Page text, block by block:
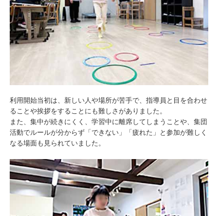
利用開始当初は、新しい人や場所が苦手で、指導員と目を合わせ
ることや挨拶をすることにも難しさがありました。
また、集中が続きにくく、学習中に離席してしまうことや、集団
活動でルールが分からず「できない」「疲れた」と参加が難しく
なる場面も見られていました。